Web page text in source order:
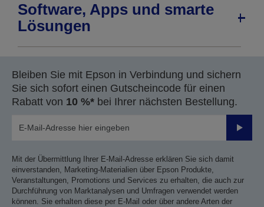
Software, Apps und smarte
Lösungen
Bleiben Sie mit Epson in Verbindung und sichern
Sie sich sofort einen Gutscheincode für einen
Rabatt von 10 %* bei Ihrer nächsten Bestellung.
Mit der Übermittlung Ihrer E-Mail-Adresse erklären Sie sich damit
einverstanden, Marketing-Materialien über Epson Produkte,
Veranstaltungen, Promotions und Services zu erhalten, die auch zur
Durchführung von Marktanalysen und Umfragen verwendet werden
können. Sie erhalten diese per E-Mail oder über andere Arten der